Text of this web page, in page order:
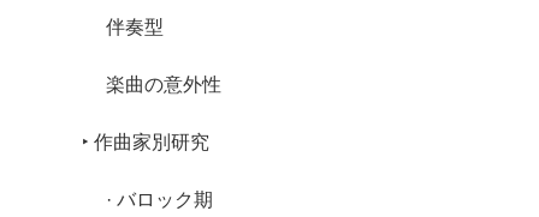
伴奏型
楽曲の意外性
‣ 作曲家別研究
· バロック期